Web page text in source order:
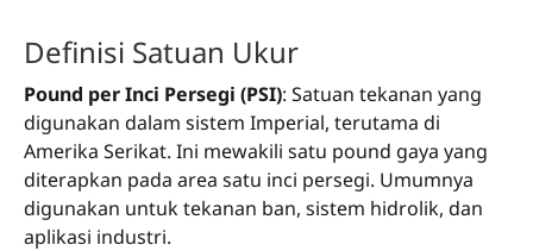
Definisi Satuan Ukur
Pound per Inci Persegi (PSI): Satuan tekanan yang
digunakan dalam sistem Imperial, terutama di
Amerika Serikat. Ini mewakili satu pound gaya yang
diterapkan pada area satu inci persegi. Umumnya
digunakan untuk tekanan ban, sistem hidrolik, dan
aplikasi industri.